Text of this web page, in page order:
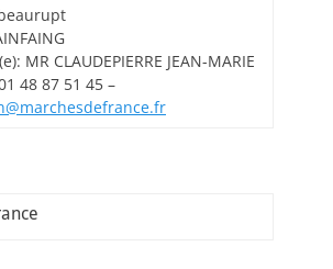
MR CLAUDEPIERRE JEAN-MARIE
48 87 51 45 –